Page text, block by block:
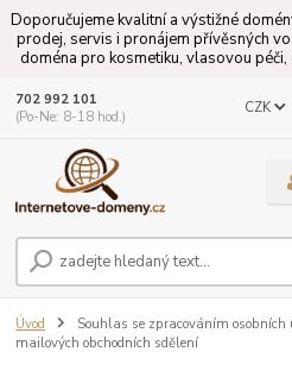
Doporučujeme kvalitní a výstižné
prodej, servis i pronájem přívěsných
doména pro kosmetiku, vlasovou
CZK
702 992 101
(Po-Ne: 8-18 hod.)
Úvod
Souhlas se zpracováním osobních
mailových obchodních sdělení